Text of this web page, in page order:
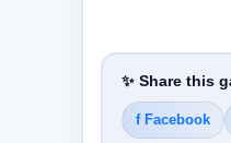
✨ Share this
f Facebook